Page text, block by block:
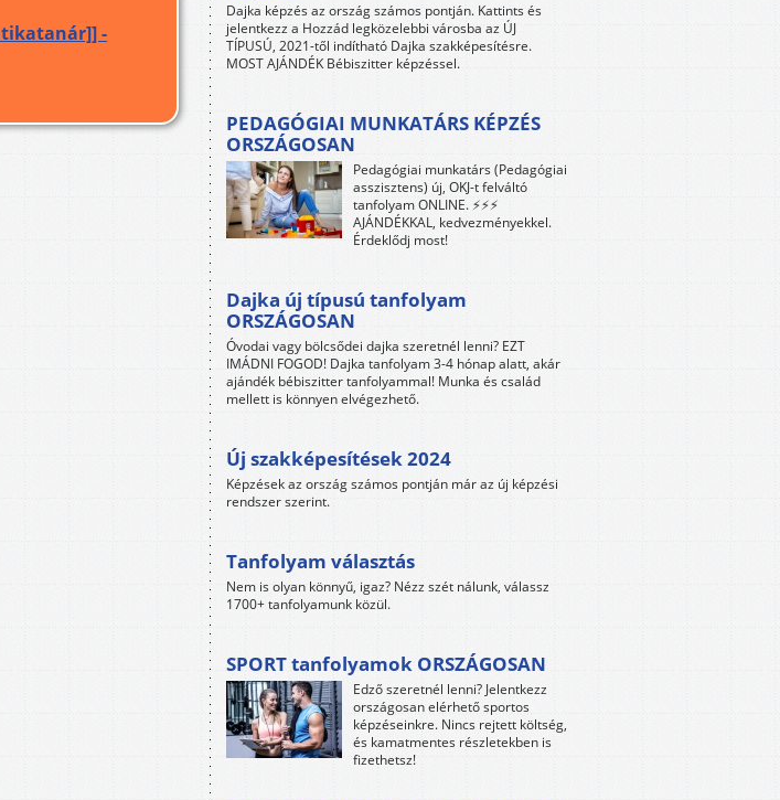
-
Dajka képzés az ország számos pontján. Kattints és
jelentkezz a Hozzád legközelebbi városba az ÚJ
TÍPUSÚ, 2021-től indítható Dajka szakképesítésre.
MOST AJÁNDÉK Bébiszitter képzéssel.
PEDAGÓGIAI MUNKATÁRS KÉPZÉS
ORSZÁGOSAN
Pedagógiai munkatárs (Pedagógiai
asszisztens) új, OKJ-t felváltó
tanfolyam ONLINE. ⚡⚡⚡
AJÁNDÉKKAL, kedvezményekkel.
Érdeklődj most!
Dajka új típusú tanfolyam
ORSZÁGOSAN
Óvodai vagy bölcsődei dajka szeretnél lenni? EZT
IMÁDNI FOGOD! Dajka tanfolyam 3-4 hónap alatt, akár
ajándék bébiszitter tanfolyammal! Munka és család
mellett is könnyen elvégezhető.
Új szakképesítések 2024
Képzések az ország számos pontján már az új képzési
rendszer szerint.
Tanfolyam választás
Nem is olyan könnyű, igaz? Nézz szét nálunk, válassz
1700+ tanfolyamunk közül.
SPORT tanfolyamok ORSZÁGOSAN
Edző szeretnél lenni? Jelentkezz
országosan elérhető sportos
képzéseinkre. Nincs rejtett költség,
és kamatmentes részletekben is
fizethetsz!